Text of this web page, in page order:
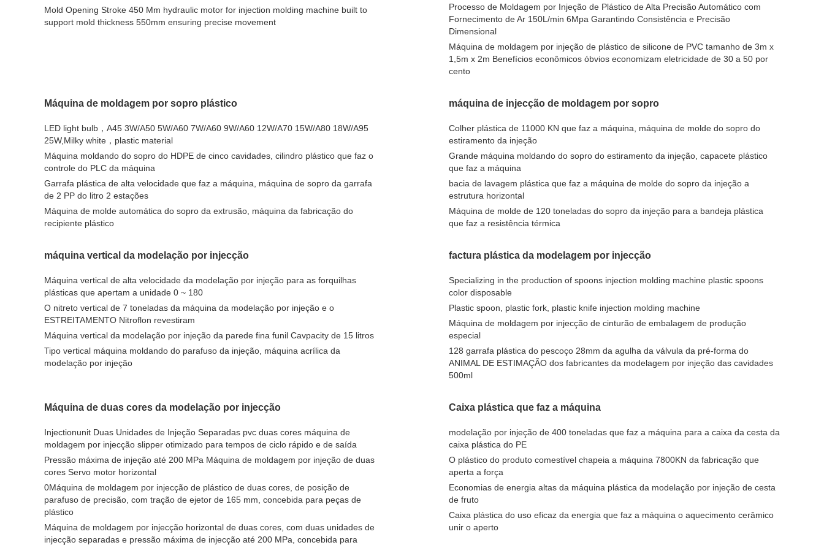
Mold Opening Stroke 450 Mm hydraulic motor for injection molding machine built to
support mold thickness 550mm ensuring precise movement
Processo de Moldagem por Injeção de Plástico de Alta Precisão Automático com
Fornecimento de Ar 150L/min 6Mpa Garantindo Consistência e Precisão
Dimensional
Máquina de moldagem por injeção de plástico de silicone de PVC tamanho de 3m x
1,5m x 2m Benefícios econômicos óbvios economizam eletricidade de 30 a 50 por
cento
Máquina de moldagem por sopro plástico
LED light bulb，A45 3W/A50 5W/A60 7W/A60 9W/A60 12W/A70 15W/A80 18W/A95
25W,Milky white，plastic material
Máquina moldando do sopro do HDPE de cinco cavidades, cilindro plástico que faz o
controle do PLC da máquina
Garrafa plástica de alta velocidade que faz a máquina, máquina de sopro da garrafa
de 2 PP do litro 2 estações
Máquina de molde automática do sopro da extrusão, máquina da fabricação do
recipiente plástico
máquina de injecção de moldagem por sopro
Colher plástica de 11000 KN que faz a máquina, máquina de molde do sopro do
estiramento da injeção
Grande máquina moldando do sopro do estiramento da injeção, capacete plástico
que faz a máquina
bacia de lavagem plástica que faz a máquina de molde do sopro da injeção a
estrutura horizontal
Máquina de molde de 120 toneladas do sopro da injeção para a bandeja plástica
que faz a resistência térmica
máquina vertical da modelação por injecção
Máquina vertical de alta velocidade da modelação por injeção para as forquilhas
plásticas que apertam a unidade 0 ~ 180
O nitreto vertical de 7 toneladas da máquina da modelação por injeção e o
ESTREITAMENTO Nitroflon revestiram
Máquina vertical da modelação por injeção da parede fina funil Cavpacity de 15 litros
Tipo vertical máquina moldando do parafuso da injeção, máquina acrílica da
modelação por injeção
factura plástica da modelagem por injecção
Specializing in the production of spoons injection molding machine plastic spoons
color disposable
Plastic spoon, plastic fork, plastic knife injection molding machine
Máquina de moldagem por injecção de cinturão de embalagem de produção
especial
128 garrafa plástica do pescoço 28mm da agulha da válvula da pré-forma do
ANIMAL DE ESTIMAÇÃO dos fabricantes da modelagem por injeção das cavidades
500ml
Máquina de duas cores da modelação por injecção
Injectionunit Duas Unidades de Injeção Separadas pvc duas cores máquina de
moldagem por injecção slipper otimizado para tempos de ciclo rápido e de saída
Pressão máxima de injeção até 200 MPa Máquina de moldagem por injeção de duas
cores Servo motor horizontal
0Máquina de moldagem por injecção de plástico de duas cores, de posição de
parafuso de precisão, com tração de ejetor de 165 mm, concebida para peças de
plástico
Máquina de moldagem por injecção horizontal de duas cores, com duas unidades de
injecção separadas e pressão máxima de injecção até 200 MPa, concebida para
Caixa plástica que faz a máquina
modelação por injeção de 400 toneladas que faz a máquina para a caixa da cesta da
caixa plástica do PE
O plástico do produto comestível chapeia a máquina 7800KN da fabricação que
aperta a força
Economias de energia altas da máquina plástica da modelação por injeção de cesta
de fruto
Caixa plástica do uso eficaz da energia que faz a máquina o aquecimento cerâmico
unir o aperto